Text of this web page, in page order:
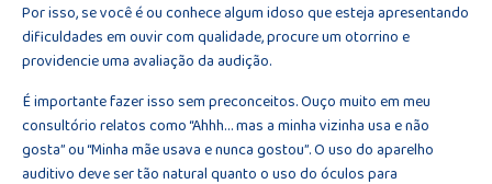
Por isso, se você é ou conhece algum idoso que esteja apresentando
dificuldades em ouvir com qualidade, procure um otorrino e
providencie uma avaliação da audição.
É importante fazer isso sem preconceitos. Ouço muito em meu
consultório relatos como “Ahhh… mas a minha vizinha usa e não
gosta” ou “Minha mãe usava e nunca gostou”. O uso do aparelho
auditivo deve ser tão natural quanto o uso do óculos para